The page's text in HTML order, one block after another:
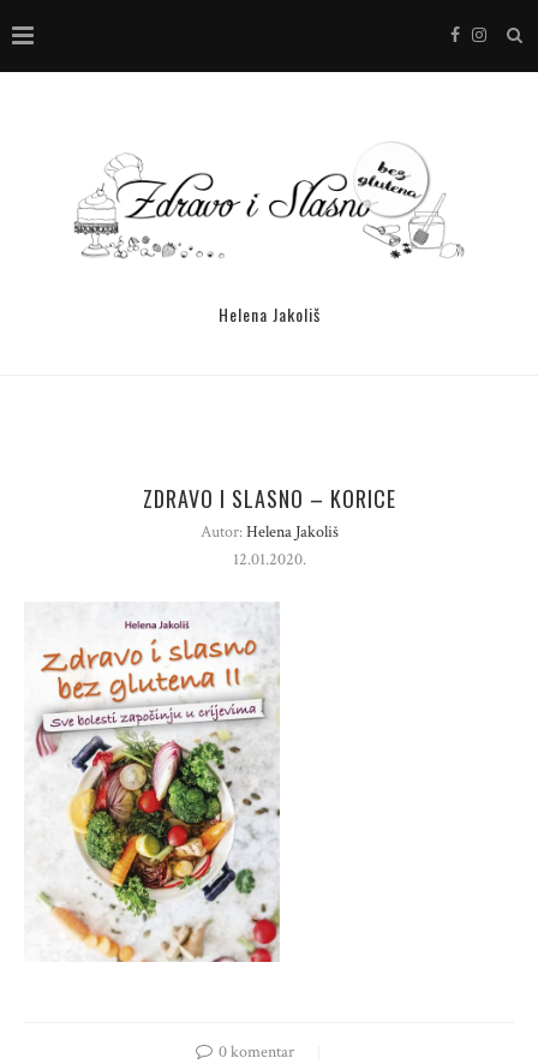
Helena Jakoliš
ZDRAVO I SLASNO – KORICE
Autor:Helena Jakoliš
12.01.2020.
0 komentar